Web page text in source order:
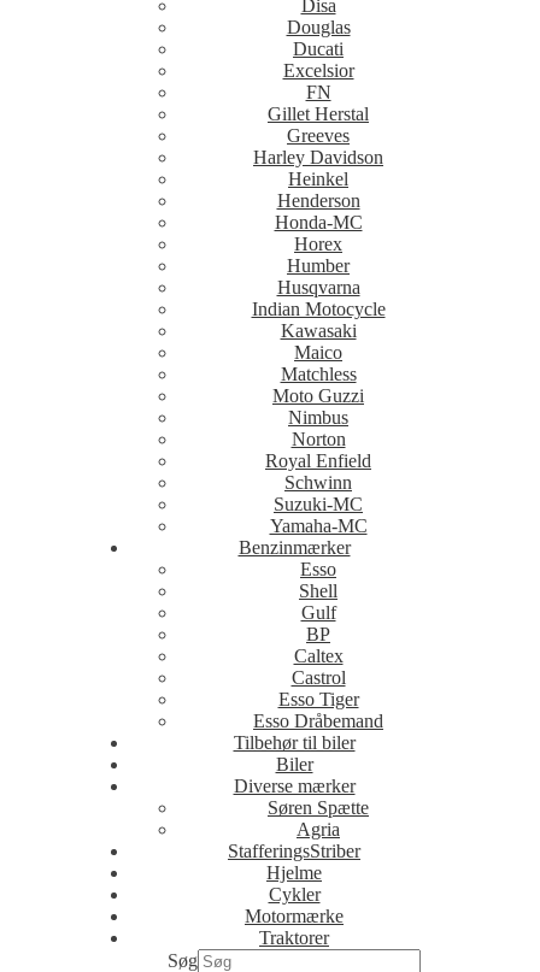
Disa
Douglas
Ducati
Excelsior
FN
Gillet Herstal
Greeves
Harley Davidson
Heinkel
Henderson
Honda-MC
Horex
Humber
Husqvarna
Indian Motocycle
Kawasaki
Maico
Matchless
Moto Guzzi
Nimbus
Norton
Royal Enfield
Schwinn
Suzuki-MC
Yamaha-MC
Benzinmærker
Esso
Shell
Gulf
BP
Caltex
Castrol
Esso Tiger
Esso Dråbemand
Tilbehør til biler
Biler
Diverse mærker
Søren Spætte
Agria
StafferingsStriber
Hjelme
Cykler
Motormærke
Traktorer
Søg